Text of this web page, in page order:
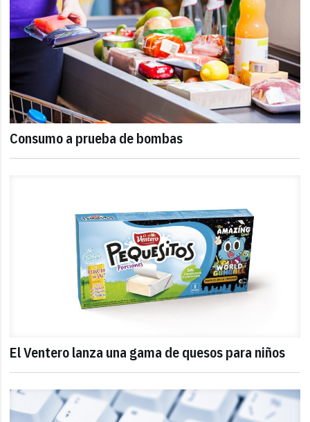
Consumo a prueba de bombas
El Ventero lanza una gama de quesos para niños